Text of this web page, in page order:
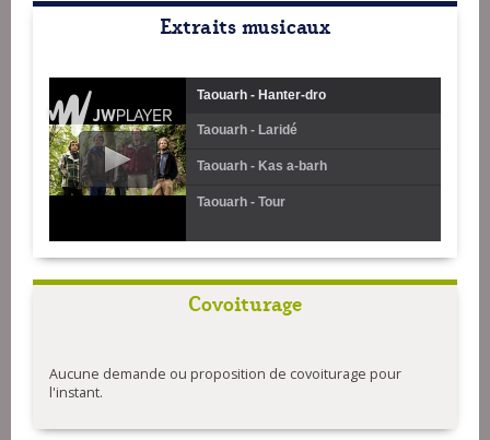
Extraits musicaux
Taouarh - Hanter-dro
Taouarh - Laridé
Taouarh - Kas a-barh
Taouarh - Tour
Covoiturage
Aucune demande ou proposition de covoiturage pour
l'instant.